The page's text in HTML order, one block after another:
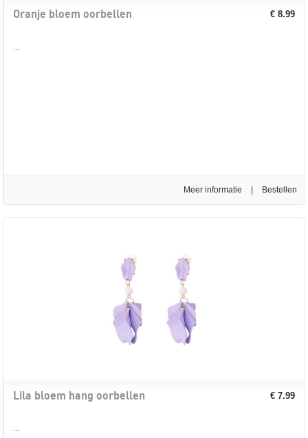
Oranje bloem oorbellen € 8.99
Meer informatie |
Lila bloem hang oorbellen € 7.99